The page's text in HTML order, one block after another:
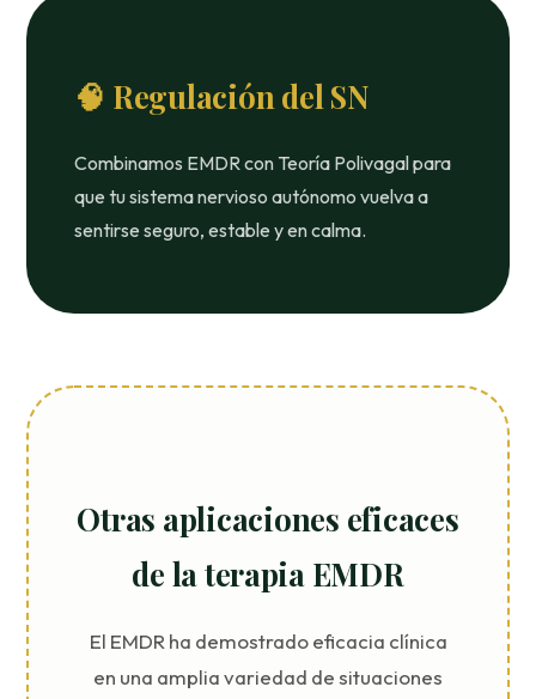
🧠 Regulación del SN
Combinamos EMDR con Teoría Polivagal para
que tu sistema nervioso autónomo vuelva a
sentirse seguro, estable y en calma.
Otras aplicaciones eficaces
de la terapia EMDR
El EMDR ha demostrado eficacia clínica
en una amplia variedad de situaciones